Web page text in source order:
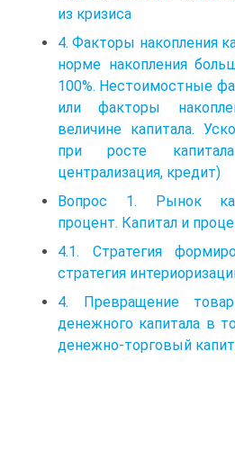
из кризиса
4. Факторы накопления
норме накопления
100%. Нестоимостные
или факторы
величине капитала.
при росте капитала
централизация, кредит)
Вопрос 1. Рынок
процент. Капитал и
4.1. Стратегия
стратегия
4. Превращение
денежного капитала в
денежно-торговый